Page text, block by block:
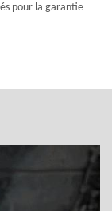
pour la garantie